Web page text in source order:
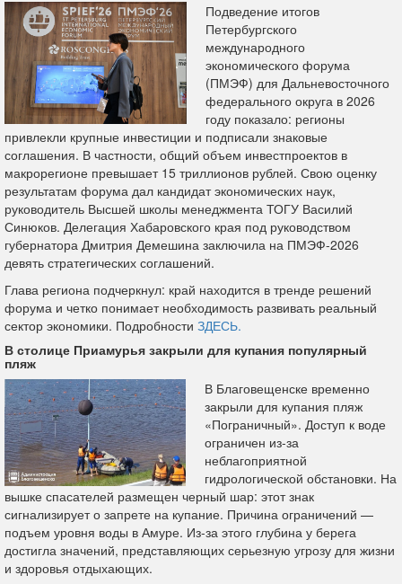
Подведение итогов
Петербургского
международного
экономического форума
(ПМЭФ) для Дальневосточного
федерального округа в 2026
году показало: регионы
привлекли крупные инвестиции и подписали знаковые
соглашения. В частности, общий объем инвестпроектов в
макрорегионе превышает 15 триллионов рублей. Свою оценку
результатам форума дал кандидат экономических наук,
руководитель Высшей школы менеджмента ТОГУ Василий
Синюков. Делегация Хабаровского края под руководством
губернатора Дмитрия Демешина заключила на ПМЭФ-2026
девять стратегических соглашений.
Глава региона подчеркнул: край находится в тренде решений
форума и четко понимает необходимость развивать реальный
сектор экономики. Подробности ЗДЕСЬ.
В столице Приамурья закрыли для купания популярный
пляж
В Благовещенске временно
закрыли для купания пляж
«Пограничный». Доступ к воде
ограничен из‑за
неблагоприятной
гидрологической обстановки. На
вышке спасателей размещен черный шар: этот знак
сигнализирует о запрете на купание. Причина ограничений —
подъем уровня воды в Амуре. Из‑за этого глубина у берега
достигла значений, представляющих серьезную угрозу для жизни
и здоровья отдыхающих.